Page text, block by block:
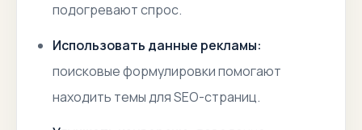
подогревают спрос.
Использовать данные рекламы:
поисковые формулировки помогают
находить темы для SEO-страниц.